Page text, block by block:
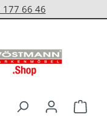
€ EKwert**